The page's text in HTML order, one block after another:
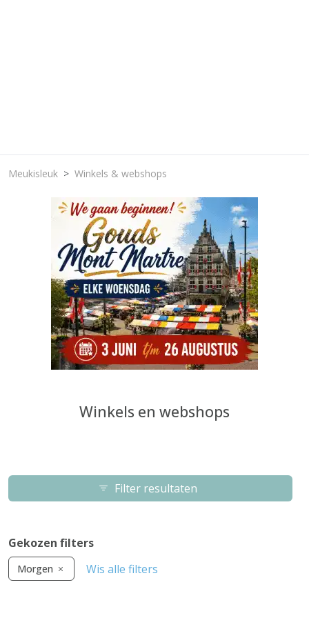
Meukisleuk Winkels & webshops
Winkels en webshops
Filter resultaten
Gekozen filters
Morgen Wis alle filters